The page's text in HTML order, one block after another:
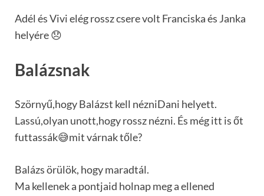
Adél és Vivi elég rossz csere volt Franciska és Janka
helyére 😞
Balázsnak
Szörnyű,hogy Balázst kell nézniDani helyett.
Lassú,olyan unott,hogy rossz nézni. És még itt is őt
futtassák😅mit várnak tőle?
Balázs örülök, hogy maradtál.
Ma kellenek a pontjaid holnap meg a ellened